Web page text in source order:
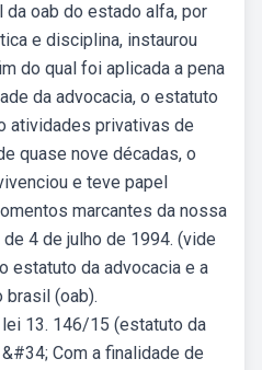
oab do estado alfa, por
e disciplina, instaurou
do qual foi aplicada a pena
da advocacia, o estatuto
atividades privativas de
quase nove décadas, o
e teve papel
marcantes da nossa
4 de julho de 1994. (vide
estatuto da advocacia e a
brasil (oab).
13. 146/15 (estatuto da
Com a finalidade de